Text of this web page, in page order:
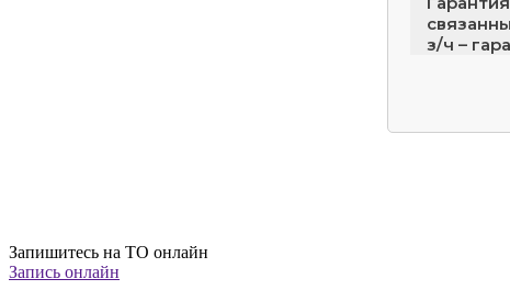
з/ч –
Запишитесь на ТО онлайн
Запись онлайн